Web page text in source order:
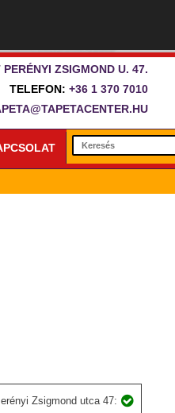
ZSIGMOND U. 47.
TELEFON: +36 1 370 7010
Zsigmond utca 47: